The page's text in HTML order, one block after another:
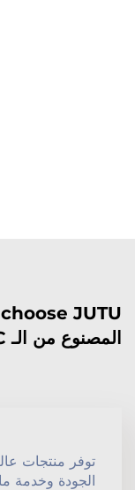
المصنوع من الـ PVC?
توفر منتجات
الجودة وخدمة ما